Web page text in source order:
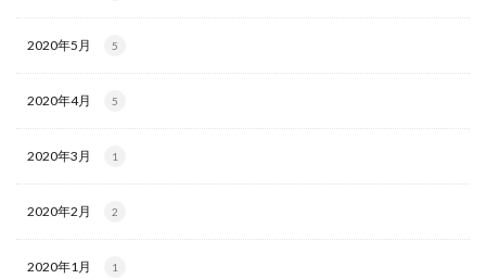
2020年5月 5
2020年4月 5
2020年3月 1
2020年2月 2
2020年1月 1